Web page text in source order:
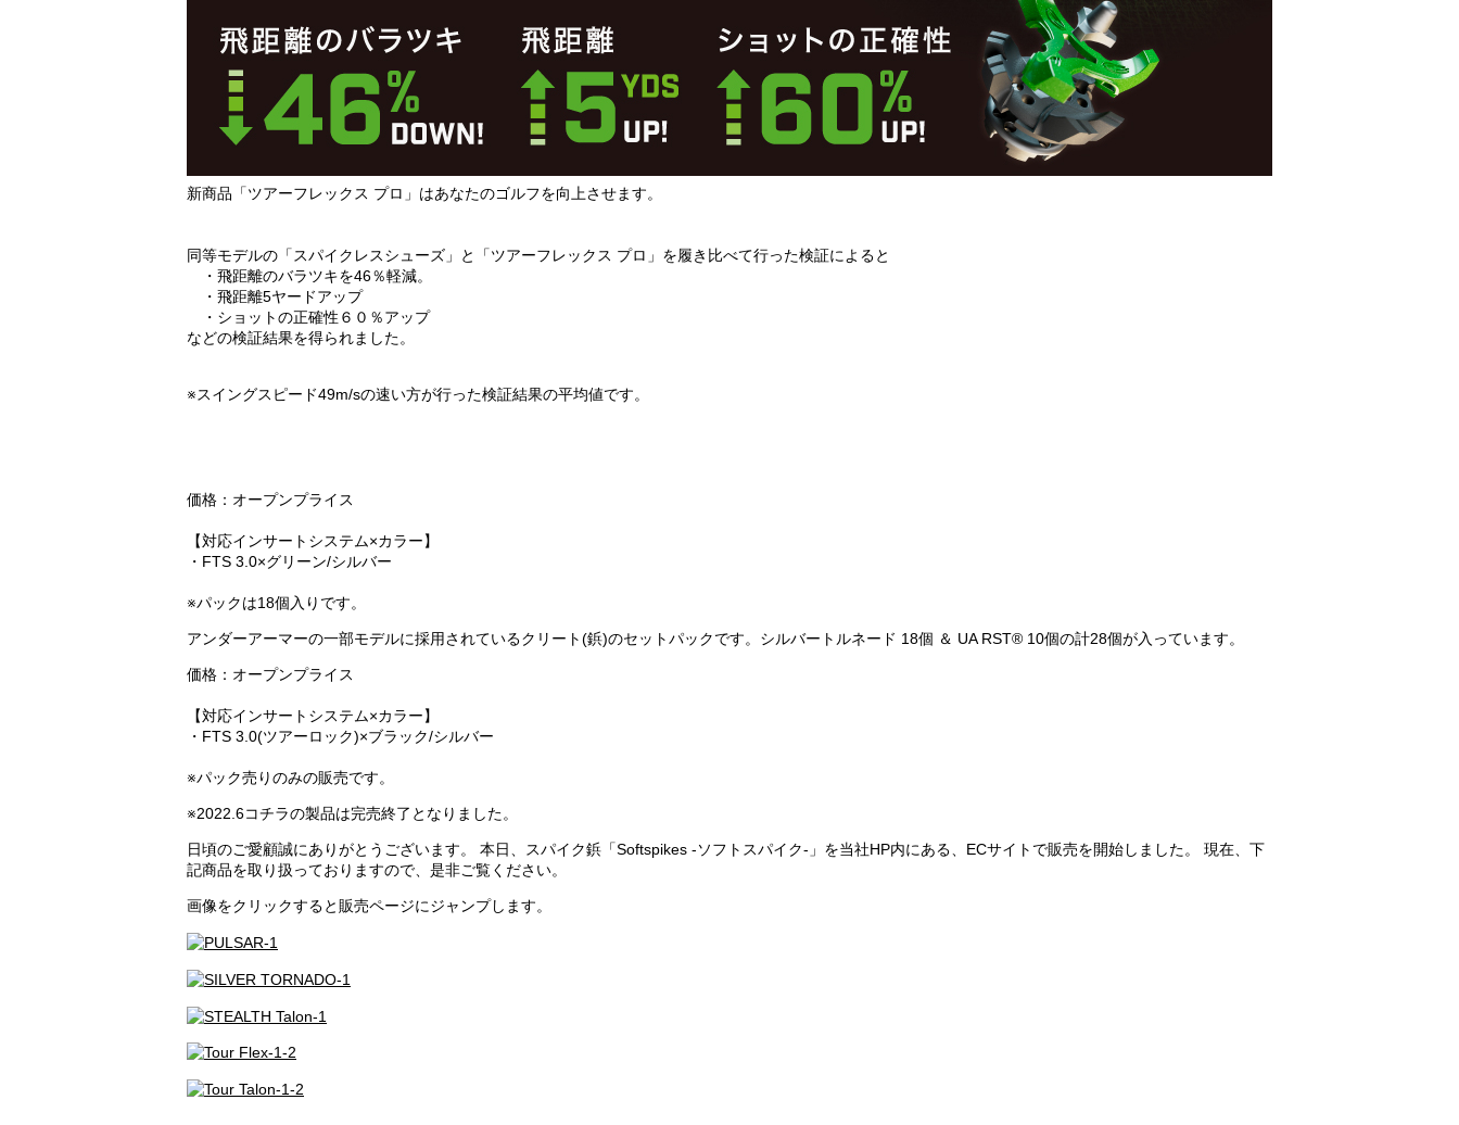
新商品「ツアーフレックス プロ」はあなたのゴルフを向上させます。
同等モデルの「スパイクレスシューズ」と「ツアーフレックス プロ」を履き比べて行った検証によると
・飛距離のバラツキを46％軽減。
・飛距離5ヤードアップ
・ショットの正確性６０％アップ
などの検証結果を得られました。
※スイングスピード49m/sの速い方が行った検証結果の平均値です。
価格：オープンプライス
【対応インサートシステム×カラー】
・FTS 3.0×グリーン/シルバー
※パックは18個入りです。
アンダーアーマーの一部モデルに採用されているクリート(鋲)のセットパックです。シルバートルネード 18個 ＆ UA RST® 10個の計28個が入っています。
価格：オープンプライス
【対応インサートシステム×カラー】
・FTS 3.0(ツアーロック)×ブラック/シルバー
※パック売りのみの販売です。
※2022.6コチラの製品は完売終了となりました。
日頃のご愛顧誠にありがとうございます。 本日、スパイク鋲「Softspikes -ソフトスパイク-」を当社HP内にある、ECサイトで販売を開始しました。 現在、下
記商品を取り扱っておりますので、是非ご覧ください。
画像をクリックすると販売ページにジャンプします。